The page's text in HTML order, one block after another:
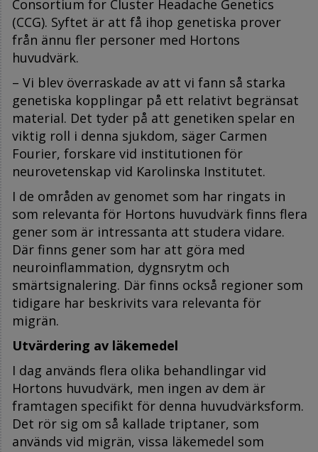
Consortium for Cluster Headache Genetics
(CCG). Syftet är att få ihop genetiska prover
från ännu fler personer med Hortons
huvudvärk.
– Vi blev överraskade av att vi fann så starka
genetiska kopplingar på ett relativt begränsat
material. Det tyder på att genetiken spelar en
viktig roll i denna sjukdom, säger Carmen
Fourier, forskare vid institutionen för
neurovetenskap vid Karolinska Institutet.
I de områden av genomet som har ringats in
som relevanta för Hortons huvudvärk finns flera
gener som är intressanta att studera vidare.
Där finns gener som har att göra med
neuroinflammation, dygnsrytm och
smärtsignalering. Där finns också regioner som
tidigare har beskrivits vara relevanta för
migrän.
Utvärdering av läkemedel
I dag används flera olika behandlingar vid
Hortons huvudvärk, men ingen av dem är
framtagen specifikt för denna huvudvärksform.
Det rör sig om så kallade triptaner, som
används vid migrän, vissa läkemedel som